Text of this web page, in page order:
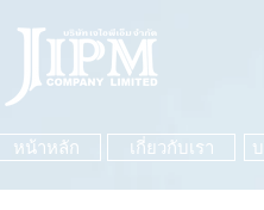
หน้าหลัก เกี่ยวกับเรา